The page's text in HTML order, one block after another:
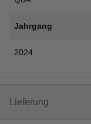
Jahrgang
2024
Lieferung